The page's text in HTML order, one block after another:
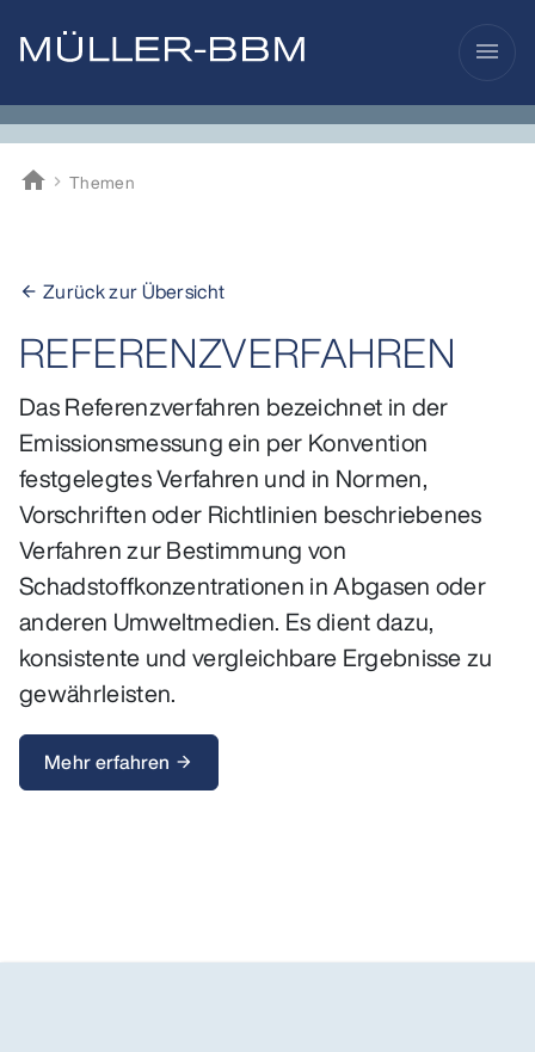
menu
home
Müller-BBM
Themen
arrow_back Zurück zur Übersicht
REFERENZVERFAHREN
Das Referenzverfahren bezeichnet in der
Emissionsmessung ein per Konvention
festgelegtes Verfahren und in Normen,
Vorschriften oder Richtlinien beschriebenes
Verfahren zur Bestimmung von
Schadstoffkonzentrationen in Abgasen oder
anderen Umweltmedien. Es dient dazu,
konsistente und vergleichbare Ergebnisse zu
gewährleisten.
Mehr erfahren arrow_forward